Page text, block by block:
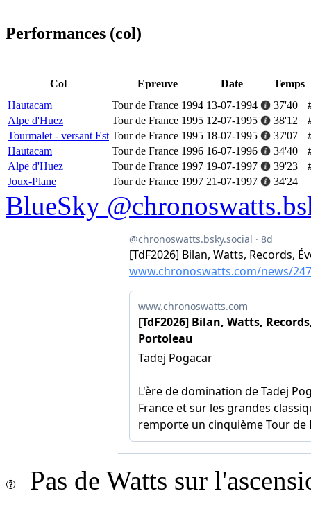
Performances (col)
Col Epreuve Date
Temps
Hautacam
Tour de France 1994 13-07-1994 37'40
Alpe d'Huez
Tour de France 1995 12-07-1995 38'12
Tourmalet - versant Est Tour de France 1995 18-07-1995 37'07
Hautacam
Tour de France 1996 16-07-1996 34'40
Alpe d'Huez
Tour de France 1997 19-07-1997 39'23
Joux-Plane
Tour de France 1997 21-07-1997 34'24
BlueSky
Pas de Watts sur